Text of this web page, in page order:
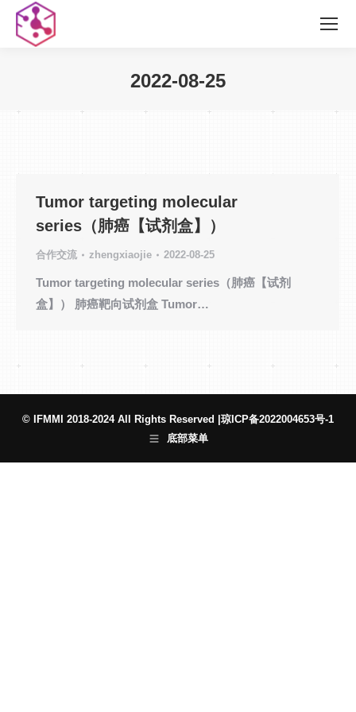
2022-08-25
Tumor targeting molecular
series（肺癌【试剂盒】）
合作交流 zhengxiaojie 2022-08-25
Tumor targeting molecular series（肺癌【试剂
盒】） 肺癌靶向试剂盒 Tumor…
© IFMMI 2018-2024 All Rights Reserved | 琼ICP备2022004653号-1
底部菜单